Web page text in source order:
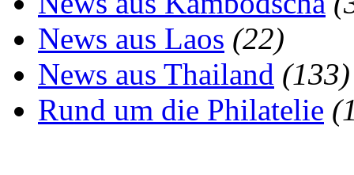
News aus Laos (22)
News aus Thailand (133)
Rund um die Philatelie